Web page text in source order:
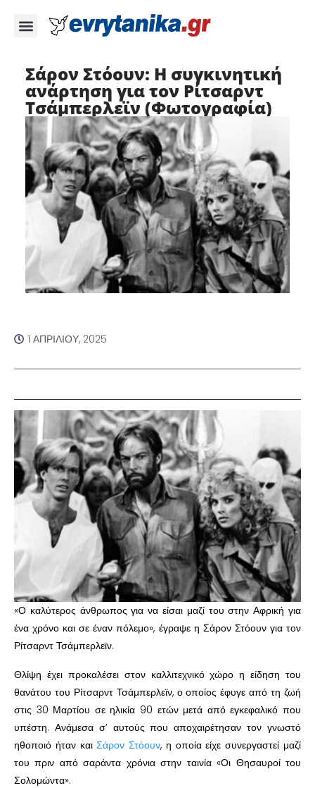
Σάρον Στόουν: Η συγκινητική
ανάρτηση για τον Ρίτσαρντ
Τσάμπερλεϊν (Φωτογραφία)
1 ΑΠΡΙΛΊΟΥ, 2025
«Ο καλύτερος άνθρωπος για να είσαι μαζί του στην Αφρική για
ένα χρόνο και σε έναν πόλεμο», έγραψε η Σάρον Στόουν για τον
Ρίτσαρντ Τσάμπερλεϊν.
Θλίψη έχει προκαλέσει στον καλλιτεχνικό χώρο η είδηση του
θανάτου του Ρίτσαρντ Τσάμπερλεϊν, ο οποίος έφυγε από τη ζωή
στις 30 Μαρτίου σε ηλικία 90 ετών μετά από εγκεφαλικό που
υπέστη. Ανάμεσα σ’ αυτούς που αποχαιρέτησαν τον γνωστό
ηθοποιό ήταν καιΣάρον Στόουν, η οποία είχε συνεργαστεί μαζί
του πριν από σαράντα χρόνια στην ταινία «Οι Θησαυροί του
Σολομώντα».